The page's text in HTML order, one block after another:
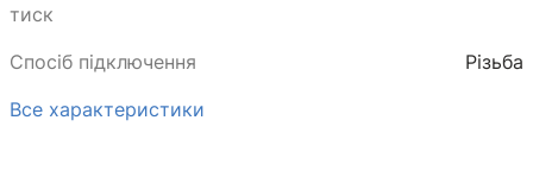
тиск
Спосіб підключення
Різьба
Все характеристики